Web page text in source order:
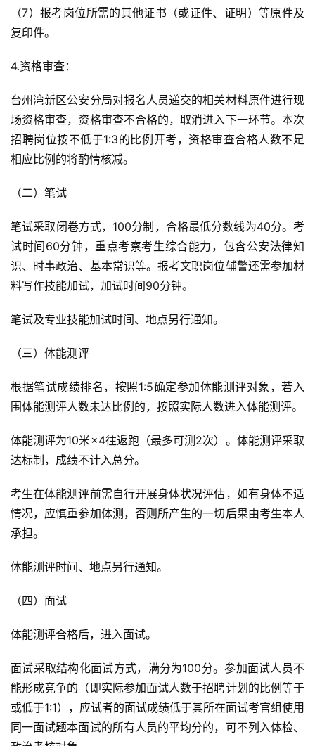
（7）报考岗位所需的其他证书（或证件、证明）等原件及
复印件。
4.资格审查：
台州湾新区公安分局对报名人员递交的相关材料原件进行现
场资格审查，资格审查不合格的，取消进入下一环节。本次
招聘岗位按不低于1:3的比例开考，资格审查合格人数不足
相应比例的将酌情核减。
（二）笔试
笔试采取闭卷方式，100分制，合格最低分数线为40分。考
试时间60分钟，重点考察考生综合能力，包含公安法律知
识、时事政治、基本常识等。报考文职岗位辅警还需参加材
料写作技能加试，加试时间90分钟。
笔试及专业技能加试时间、地点另行通知。
（三）体能测评
根据笔试成绩排名，按照1:5确定参加体能测评对象，若入
围体能测评人数未达比例的，按照实际人数进入体能测评。
体能测评为10米×4往返跑（最多可测2次）。体能测评采取
达标制，成绩不计入总分。
考生在体能测评前需自行开展身体状况评估，如有身体不适
情况，应慎重参加体测，否则所产生的一切后果由考生本人
承担。
体能测评时间、地点另行通知。
（四）面试
体能测评合格后，进入面试。
面试采取结构化面试方式，满分为100分。参加面试人员不
能形成竞争的（即实际参加面试人数于招聘计划的比例等于
或低于1:1），应试者的面试成绩低于其所在面试考官组使用
同一面试题本面试的所有人员的平均分的，可不列入体检、